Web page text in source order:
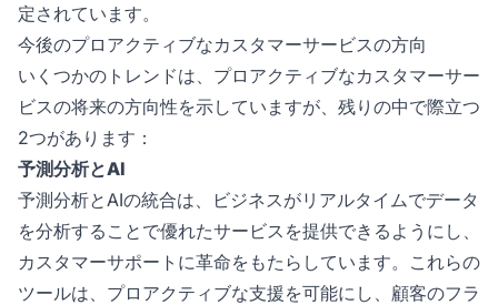
定されています。
今後のプロアクティブなカスタマーサービスの方向
いくつかのトレンドは、プロアクティブなカスタマーサー
ビスの将来の方向性を示していますが、残りの中で際立つ
2つがあります：
予測分析とAI
予測分析とAIの統合は、ビジネスがリアルタイムでデータ
を分析することで優れたサービスを提供できるようにし、
カスタマーサポートに革命をもたらしています。これらの
ツールは、プロアクティブな支援を可能にし、顧客のフラ